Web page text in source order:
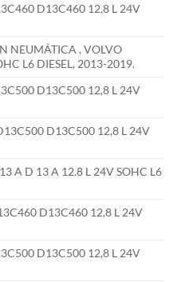
D13C460 12,8 L 24V
NEUMÁTICA , VOLVO
L6 DIESEL, 2013-2019.
D13C500 12,8 L 24V
D13C500 12,8 L 24V
A D 13 A 12.8 L 24V SOHC L6
D13C460 12,8 L 24V
D13C500 12,8 L 24V